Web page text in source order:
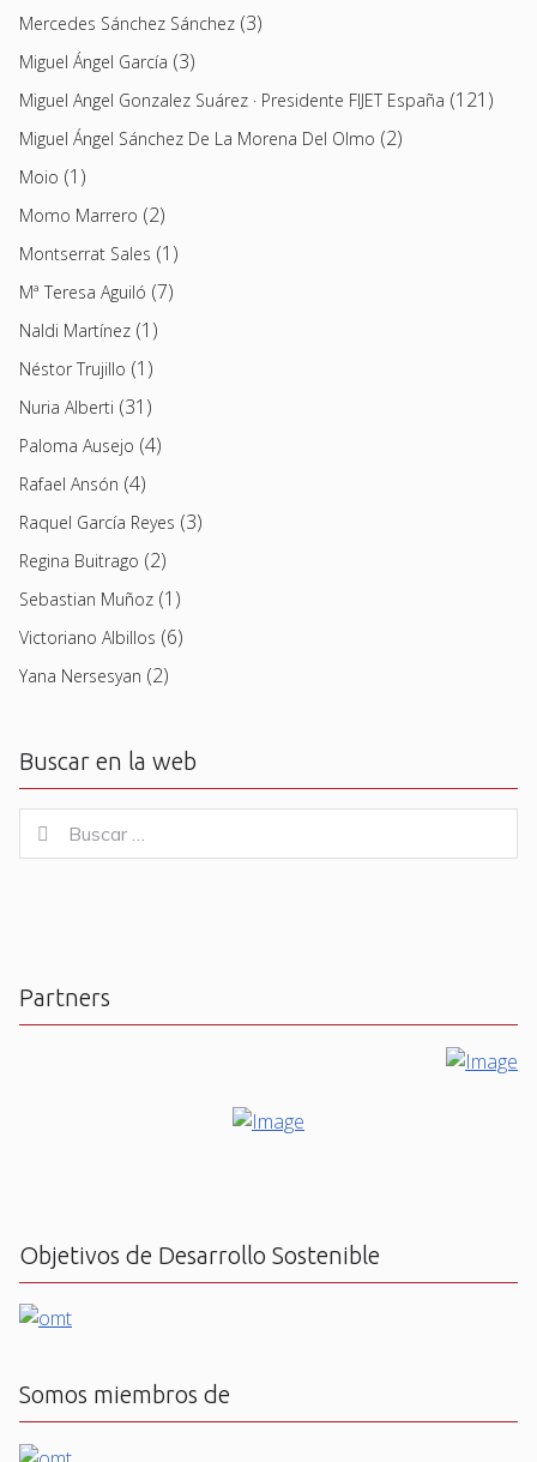
Mercedes Sánchez Sánchez (3)
Miguel Ángel García (3)
Miguel Angel Gonzalez Suárez · Presidente FIJET España (121)
Miguel Ángel Sánchez De La Morena Del Olmo (2)
Moio (1)
Momo Marrero (2)
Montserrat Sales (1)
Mª Teresa Aguiló (7)
Naldi Martínez (1)
Néstor Trujillo (1)
Nuria Alberti (31)
Paloma Ausejo (4)
Rafael Ansón (4)
Raquel García Reyes (3)
Regina Buitrago (2)
Sebastian Muñoz (1)
Victoriano Albillos (6)
Yana Nersesyan (2)
Buscar en la web
for:
Buscar
Partners
Objetivos de Desarrollo Sostenible
Somos miembros de